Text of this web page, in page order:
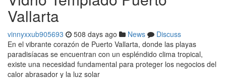
Vallarta
vinnyxxub905693 508 days ago News
Discuss
En el vibrante corazón de Puerto Vallarta, donde las playas
paradisíacas se encuentran con un espléndido clima tropical,
existe una necesidad fundamental para proteger los negocios del
calor abrasador y la luz solar